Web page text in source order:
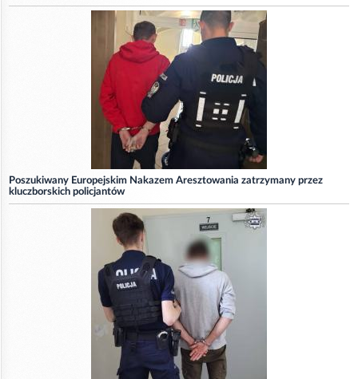
Poszukiwany Europejskim Nakazem Aresztowania zatrzymany przez
kluczborskich policjantów